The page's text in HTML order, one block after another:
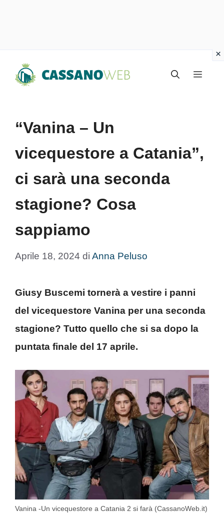
Menu
“Vanina – Un
vicequestore a Catania”,
ci sarà una seconda
stagione? Cosa
sappiamo
Aprile 18, 2024 di Anna Peluso
Giusy Buscemi tornerà a vestire i panni
del vicequestore Vanina per una seconda
stagione? Tutto quello che si sa dopo la
puntata finale del 17 aprile.
Vanina -Un vicequestore a Catania 2 si farà (CassanoWeb.it)